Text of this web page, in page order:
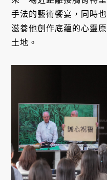
手法的藝術饗宴，同時
滋養他創作底蘊的心靈
土地。